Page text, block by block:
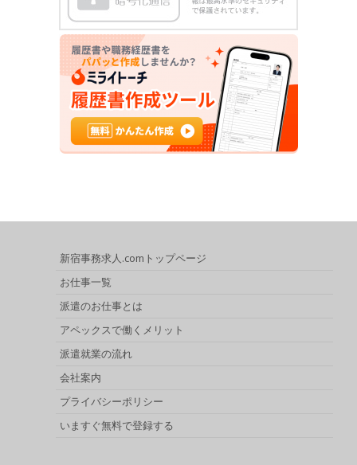
新宿事務求人.comトップページ
お仕事一覧
派遣のお仕事とは
アペックスで働くメリット
派遣就業の流れ
会社案内
プライバシーポリシー
いますぐ無料で登録する